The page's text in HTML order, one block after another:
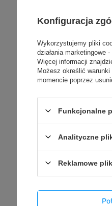
Konfiguracja
Wykorzystujemy pliki
działania marketingowe
Więcej informacji
Możesz określić warunki
momencie poprzez
Funkcjonalne
Analityczne
Reklamowe